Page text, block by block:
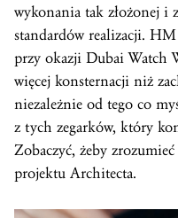
wykonania tak złożonej i
standardów realizacji.
przy okazji Dubai Watch
więcej konsternacji niż
niezależnie od tego co
z tych zegarków, który
Zobaczyć, żeby
projektu Architecta.